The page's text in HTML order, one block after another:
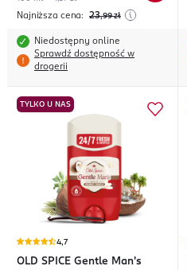
Najniższa cena: 23,99 zł
Niedostępny online
Sprawdź dostępność w
drogerii
TYLKO U NAS
4,7
OLD SPICE Gentle Man's